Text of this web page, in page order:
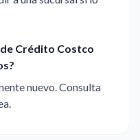
Crédito Costco
nuevo. Consulta